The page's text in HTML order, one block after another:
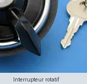
Interrupteur rotatif